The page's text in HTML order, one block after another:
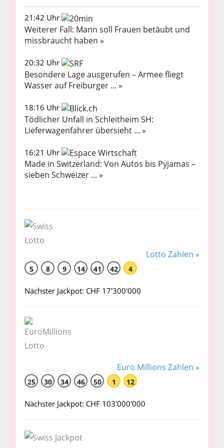
21:42 Uhr
Weiterer Fall: Mann soll Frauen betäubt und
missbraucht haben »
20:32 Uhr
Besondere Lage ausgerufen – Armee fliegt
Wasser auf Freiburger ... »
18:16 Uhr
Tödlicher Unfall in Schleitheim SH:
Lieferwagenfahrer übersieht ... »
16:21 Uhr
Made in Switzerland: Von Autos bis Pyjamas –
sieben Schweizer ... »
Lotto Zahlen »
5 8 9 14 41 42 4
Nächster Jackpot: CHF 17'300'000
Euro Millions Zahlen »
25 30 34 46 50 1 12
Nächster Jackpot: CHF 103'000'000